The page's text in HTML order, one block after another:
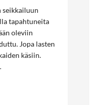
seikkailuun
tapahtuneita
oleviin
Jopa lasten
käsiin.
.